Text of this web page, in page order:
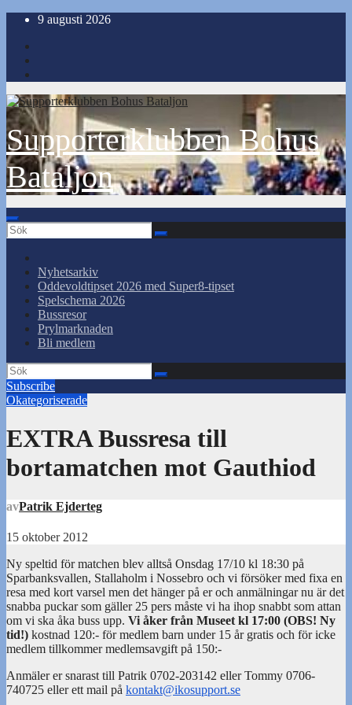
Hoppa
innehåll
9 augusti 2026
Supporterklubben Bohus
Bataljon
Nyhetsarkiv
Oddevoldtipset 2026 med Super8-tipset
Spelschema 2026
Bussresor
Prylmarknaden
Bli medlem
Subscribe
Okategoriserade
EXTRA Bussresa till
bortamatchen mot Gauthiod
avPatrik Ejderteg
15 oktober 2012
Ny speltid för matchen blev alltså Onsdag 17/10 kl 18:30 på
Sparbanksvallen, Stallaholm i Nossebro och vi försöker med fixa en
resa med kort varsel men det hänger på er och anmälningar nu är det
snabba puckar som gäller 25 pers måste vi ha ihop snabbt som attan
om vi ska åka buss upp. Vi åker från Museet kl 17:00 (OBS! Ny
tid!) kostnad 120:- för medlem barn under 15 år gratis och för icke
medlem tillkommer medlemsavgift på 150:-
Anmäler er snarast till Patrik 0702-203142 eller Tommy 0706-
740725 eller ett mail på kontakt@ikosupport.se